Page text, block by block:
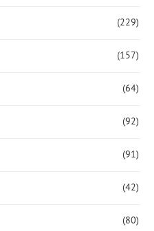
(229)
(157)
(64)
(92)
(91)
(42)
(80)